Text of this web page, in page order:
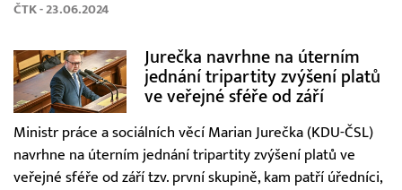
ČTK - 23.06.2024
Jurečka navrhne na úterním
jednání tripartity zvýšení platů
ve veřejné sféře od září
Ministr práce a sociálních věcí Marian Jurečka (KDU-ČSL)
navrhne na úterním jednání tripartity zvýšení platů ve
veřejné sféře od září tzv. první skupině, kam patří úředníci,